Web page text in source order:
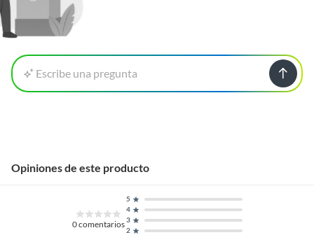
Escribe una pregunta
Opiniones de este producto
0comentarios
2
3
4
5